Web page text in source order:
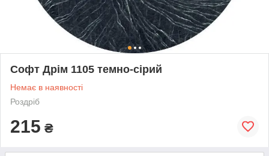
Софт Дрім 1105 темно-сірий
Немає в наявності
Роздріб
215 ₴